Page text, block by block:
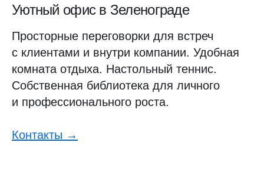
Уютный офис в Зеленограде
Просторные переговорки для встреч
с клиентами и внутри компании. Удобная
комната отдыха. Настольный теннис.
Собственная библиотека для личного
и профессионального роста.
Контакты →